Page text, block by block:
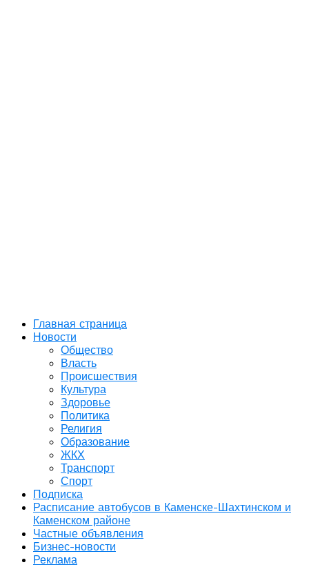
Главная страница
Новости
Общество
Власть
Происшествия
Культура
Здоровье
Политика
Религия
Образование
ЖКХ
Транспорт
Спорт
Подписка
Расписание автобусов в Каменске-Шахтинском и
Каменском районе
Частные объявления
Бизнес-новости
Реклама